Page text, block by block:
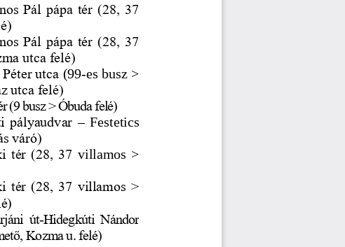
Pál pápa tér (28, 37
Pál pápa tér (28, 37
utca felé)
utca (99-es busz >
utca felé)
(9 busz > Óbuda felé)
pályaudvar – Festetics
váró)
tér (28, 37 villamos  >
tér (28, 37 villamos >
út-Hidegkúti Nándor
Kozma u. felé)